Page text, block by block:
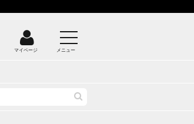
マイページ メニュー